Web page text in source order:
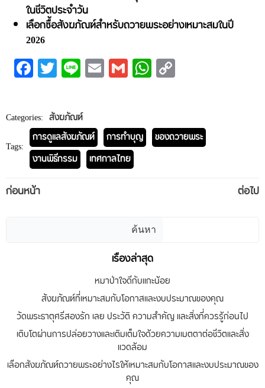
ในชีวิตประจำวัน
เลือกซื้อสังฆภัณฑ์สำหรับถวายพระอย่างเหมาะสมในปี
2026
Facebook
Twitter
LineEmailGmailWhatsApp
Categories: สังฆภัณฑ์
Tags:
การดูแลสังฆภัณฑ์ การทำบุญ
ของถวายพระ
งานพิธีกรรม
เทศกาลไทย
Post
ก่อนหน้า
navigation
ต่อไป
ค้นหา
ค้นหา
เรื่องล่าสุด
หมาป่าใจดีกับแกะน้อย
สังฆภัณฑ์ที่เหมาะสมกับโอกาสและงบประมาณของคุณ
วัดพระธาตุศรีสองรัก เลย ประวัติ ความสำคัญ และสิ่งที่ควรรู้ก่อนไป
เติบโตผ่านการปล่อยวางและเติมเต็มใจด้วยความเมตตาต่อชีวิตและสิ่ง
แวดล้อม
เลือกสังฆภัณฑ์ถวายพระอย่างไรให้เหมาะสมกับโอกาสและงบประมาณของ
คุณ